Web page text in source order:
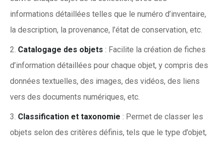
informations détaillées telles que le numéro d’inventaire,
la description, la provenance, l’état de conservation, etc.
Catalogage des objets : Facilite la création de fiches
d’information détaillées pour chaque objet, y compris des
données textuelles, des images, des vidéos, des liens
vers des documents numériques, etc.
Classification et taxonomie : Permet de classer les
objets selon des critères définis, tels que le type d’objet,